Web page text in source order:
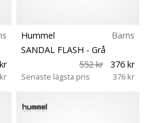
Hummel
Barns
SANDAL FLASH - Grå
552 kr
376 kr
Senaste lägsta pris 376 kr